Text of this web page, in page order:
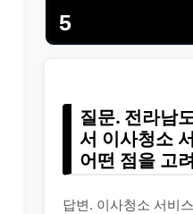
5
질문. 전라남
서 이사청소
어떤 점을 고
답변. 이사청소 서비